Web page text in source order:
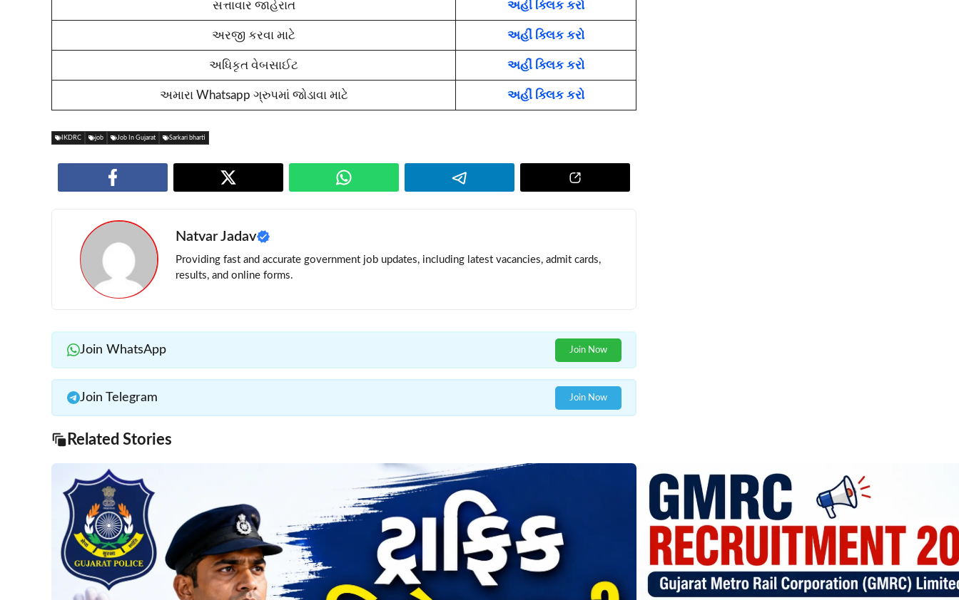
સત્તાવાર જાહેરાત અહીં ક્લિક કરો
અરજી કરવા માટે અહીં ક્લિક કરો
અધિકૃત વેબસાઈટ અહીં ક્લિક કરો
અમારા Whatsapp ગ્રુપમાં જોડાવા માટે અહીં ક્લિક કરો
IKDRC job Job In Gujarat Sarkari bharti
Natvar Jadav
Providing fast and accurate government job updates, including latest vacancies, admit cards,
results, and online forms.
Join WhatsApp Join Now
Join Telegram Join Now
Related Stories